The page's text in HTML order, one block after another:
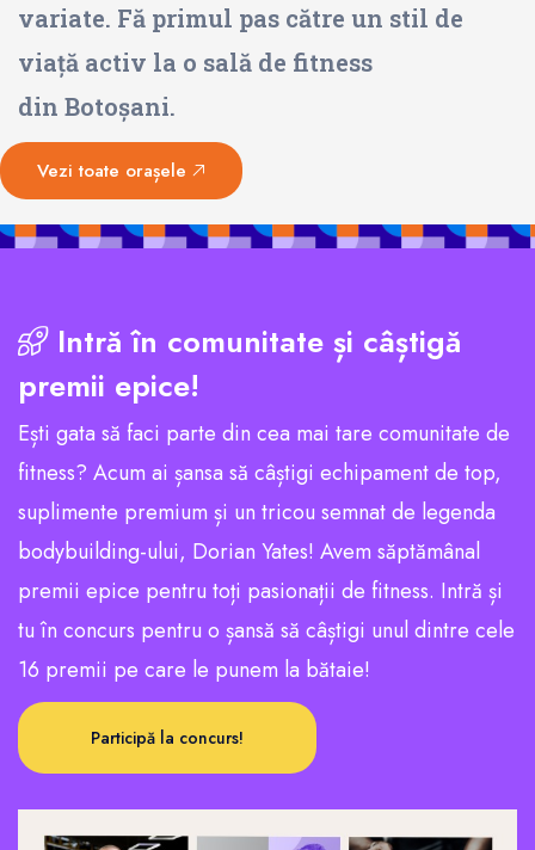
variate. Fă primul pas către un stil de
viață activ la o sală de fitness
din Botoșani.
Vezi toate orașele
Intră în comunitate și câștigă
premii epice!
Ești gata să faci parte din cea mai tare comunitate de
fitness? Acum ai șansa să câștigi echipament de top,
suplimente premium și un tricou semnat de legenda
bodybuilding-ului, Dorian Yates! Avem săptămânal
premii epice pentru toți pasionații de fitness. Intră și
tu în concurs pentru o șansă să câștigi unul dintre cele
16 premii pe care le punem la bătaie!
Participă la concurs!